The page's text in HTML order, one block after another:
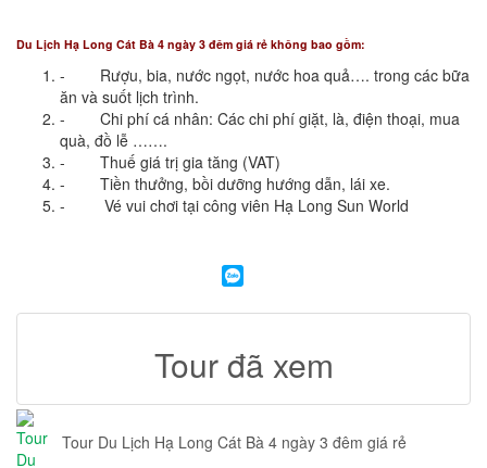
Du Lịch Hạ Long Cát Bà 4 ngày 3 đêm giá rẻ không bao gồm:
- Rượu, bia, nước ngọt, nước hoa quả…. trong các bữa
ăn và suốt lịch trình.
- Chi phí cá nhân: Các chi phí giặt, là, điện thoại, mua
quà, đồ lễ …….
- Thuế giá trị gia tăng (VAT)
- Tiền thưởng, bồi dưỡng hướng dẫn, lái xe.
- Vé vui chơi tại công viên Hạ Long Sun World
Tour đã xem
Tour Du Lịch Hạ Long Cát Bà 4 ngày 3 đêm giá rẻ